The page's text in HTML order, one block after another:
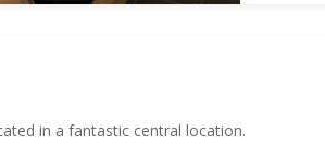
in a fantastic central location.